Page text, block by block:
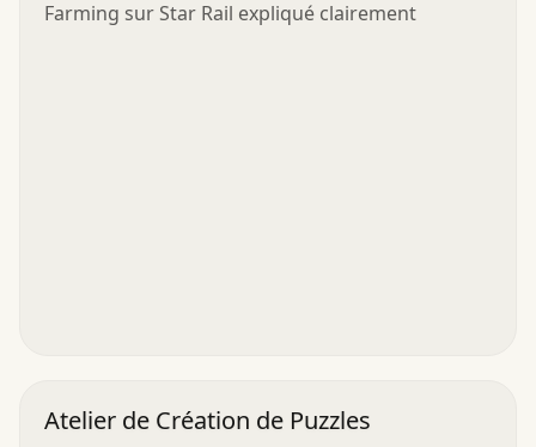
Farming sur Star Rail expliqué clairement
Atelier de Création de Puzzles